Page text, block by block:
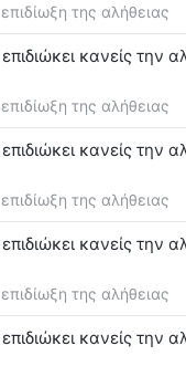
της αλήθειας
κανείς την
της αλήθειας
κανείς την
της αλήθειας
κανείς την
της αλήθειας
κανείς την